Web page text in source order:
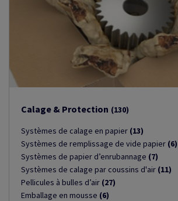
Calage & Protection (130)
Systèmes de calage en papier (13)
Systèmes de remplissage de vide papier (6)
Systèmes de papier d’enrubannage (7)
Systèmes de calage par coussins d'air (11)
Pellicules à bulles d’air (27)
Emballage en mousse (6)